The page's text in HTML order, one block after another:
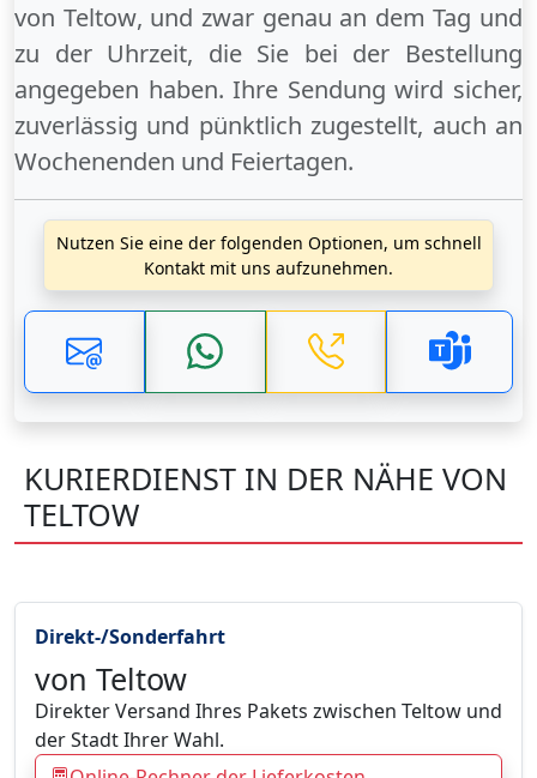
von Teltow, und zwar genau an dem Tag und
zu der Uhrzeit, die Sie bei der Bestellung
angegeben haben. Ihre Sendung wird sicher,
zuverlässig und pünktlich zugestellt, auch an
Wochenenden und Feiertagen.
Nutzen Sie eine der folgenden Optionen, um schnell
Kontakt mit uns aufzunehmen.
KURIERDIENST IN DER NÄHE VON
TELTOW
Direkt-/Sonderfahrt
von Teltow
Direkter Versand Ihres Pakets zwischen Teltow und
der Stadt Ihrer Wahl.